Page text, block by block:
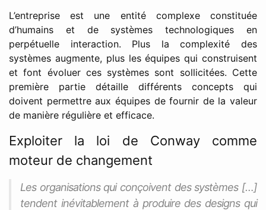
L’entreprise est une entité complexe constituée
d’humains et de systèmes technologiques en
perpétuelle interaction. Plus la complexité des
systèmes augmente, plus les équipes qui construisent
et font évoluer ces systèmes sont sollicitées. Cette
première partie détaille différents concepts qui
doivent permettre aux équipes de fournir de la valeur
de manière régulière et efficace.
Exploiter la loi de Conway comme
moteur de changement
Les organisations qui conçoivent des systèmes […]
tendent inévitablement à produire des designs qui